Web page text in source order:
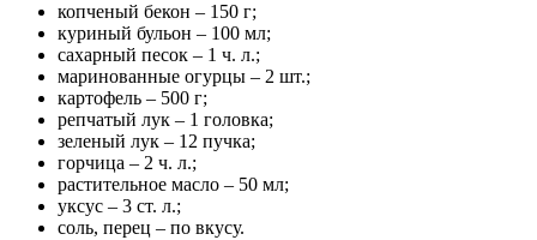
копченый бекон – 150 г;
куриный бульон – 100 мл;
сахарный песок – 1 ч. л.;
маринованные огурцы – 2 шт.;
картофель – 500 г;
репчатый лук – 1 головка;
зеленый лук – 12 пучка;
горчица – 2 ч. л.;
растительное масло – 50 мл;
уксус – 3 ст. л.;
соль, перец – по вкусу.